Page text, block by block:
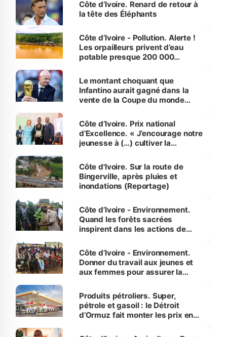
Côte d’Ivoire. Renard de retour à
la tête des Éléphants
Côte d’Ivoire - Pollution. Alerte !
Les orpailleurs privent d’eau
potable presque 200 000
Le montant choquant que
Infantino aurait gagné dans la
vente de la Coupe du monde
Côte d’Ivoire. Prix national
d’Excellence. « J’encourage notre
jeunesse à (…) cultiver la
(Alassane Ouattara
Côte d'Ivoire. Sur la route de
Bingerville, après pluies et
inondations (Reportage)
Côte d’Ivoire - Environnement.
Quand les forêts sacrées
inspirent dans les actions de
Côte d’Ivoire - Environnement.
Donner du travail aux jeunes et
aux femmes pour assurer la
menacées
Produits pétroliers. Super,
pétrole et gasoil : le Détroit
d’Ormuz fait monter les prix en